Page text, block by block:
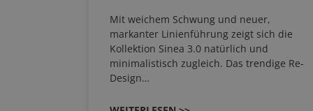
Mit weichem Schwung und neuer,
markanter Linienführung zeigt sich die
Kollektion Sinea 3.0 natürlich und
minimalistisch zugleich. Das trendige Re-
Design…